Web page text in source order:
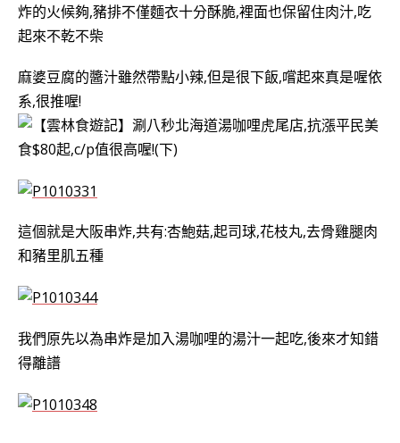
炸的火候夠,豬排不僅麵衣十分酥脆,裡面也保留住肉汁,吃
起來不乾不柴
麻婆豆腐的醬汁雖然帶點小辣,但是很下飯,嚐起來真是喔依
系,很推喔!
這個就是大阪串炸,共有:杏鮑菇,起司球,花枝丸,去骨雞腿肉
和豬里肌五種
我們原先以為串炸是加入湯咖哩的湯汁一起吃,後來才知錯
得離譜